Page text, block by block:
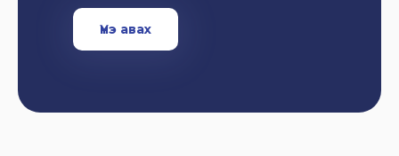
Үнэ авах